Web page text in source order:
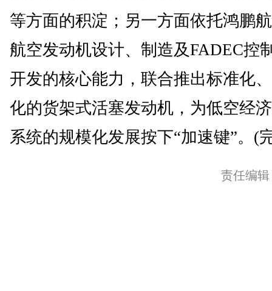
等方面的积淀；另一方面依托鸿鹏
航空发动机设计、制造及FADEC控
开发的核心能力，联合推出标准化
化的货架式活塞发动机，为低空经
系统的规模化发展按下“加速键”。(
责任编